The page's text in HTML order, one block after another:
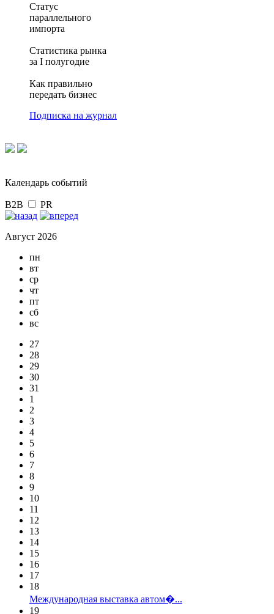
Статус
параллельного
импорта
Статистика рынка
за I полугодие
Как правильно
передать бизнес
Подписка на журнал
Календарь событий
B2B PR
Август 2026
пн
вт
ср
чт
пт
сб
вс
27
28
29
30
31
1
2
3
4
5
6
7
8
9
10
11
12
13
14
15
16
17
18
Международная выставка автом�...
19